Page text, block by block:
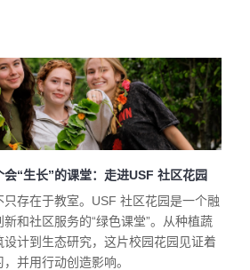
“生长”的课堂：走进USF 社区花园
存在于教室。USF 社区花园是一个融
和社区服务的“绿色课堂”。从种植蔬
计到生态研究，这片校园花园见证着
并用行动创造影响。